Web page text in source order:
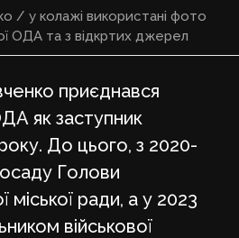
/ у колажі використані фото
ОДА та з відкртих джерел
приєднався
як заступник
До цього, з 2020-
Голови
міської ради, а у 2023
військової